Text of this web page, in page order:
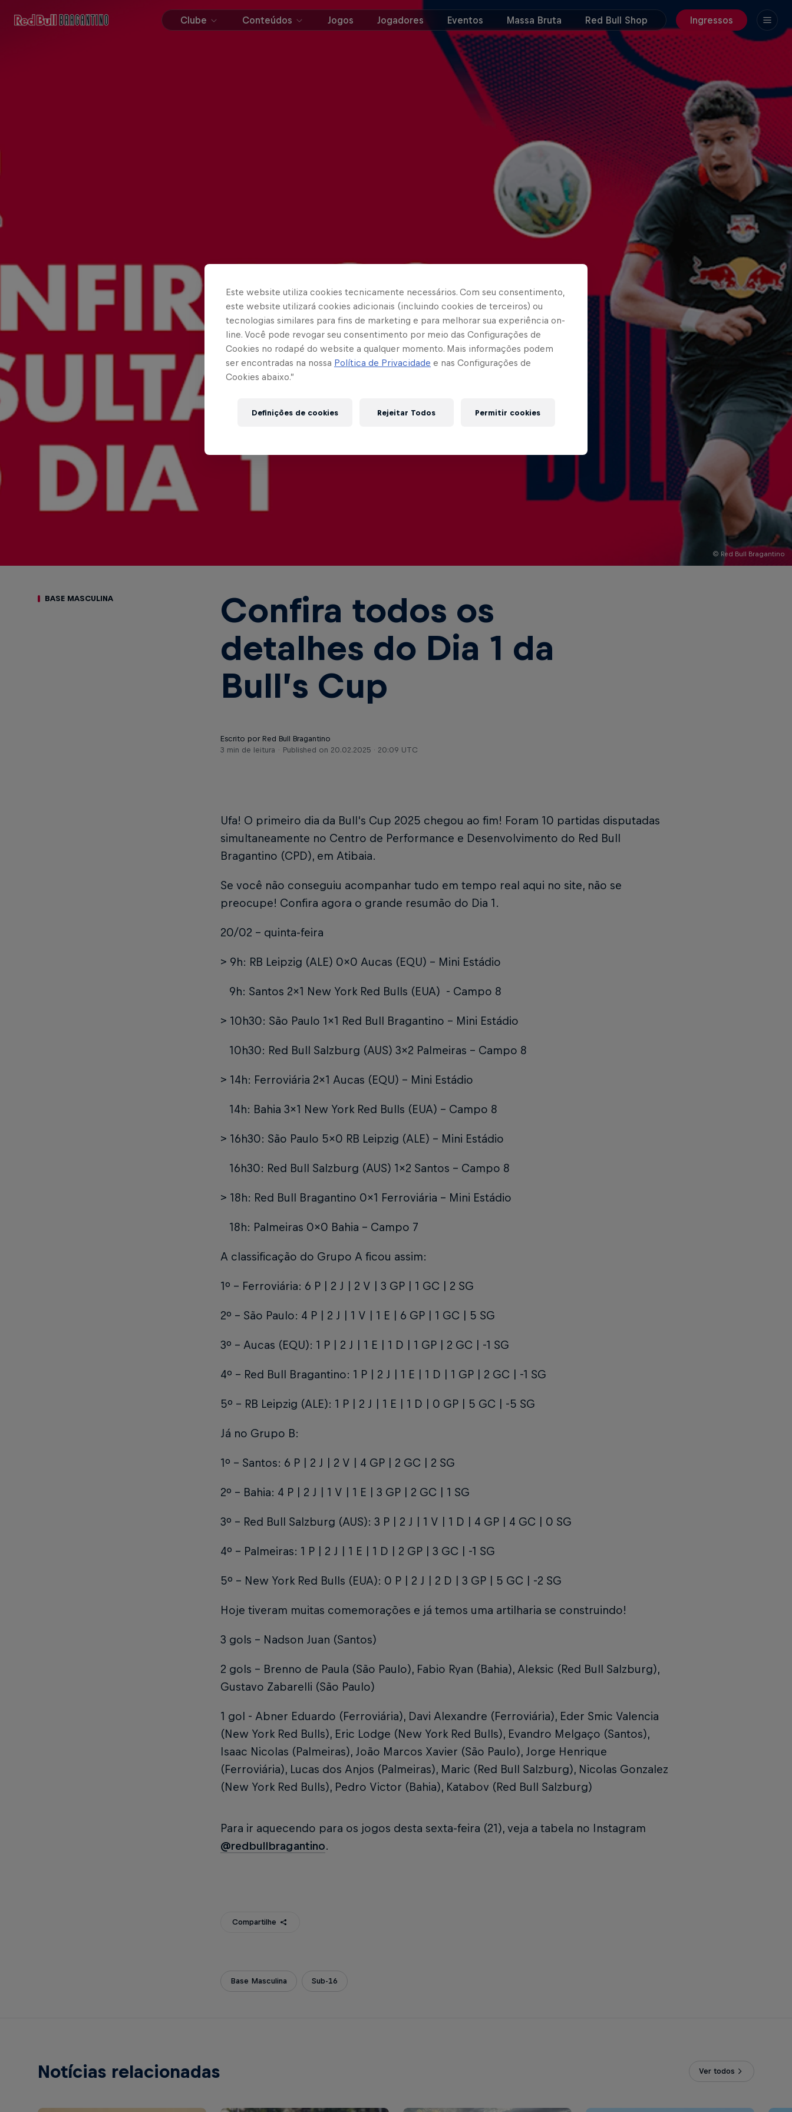
Clube Conteúdos Jogos Jogadores Eventos Massa Bruta Red Bull Shop Ingressos
© Red Bull Bragantino
BASE MASCULINA
Confira todos os
detalhes do Dia 1 da
Bull’s Cup
Escrito por Red Bull Bragantino
3 min de leitura
Published on 20.02.2025 · 20:09 UTC
Ufa! O primeiro dia da Bull's Cup 2025 chegou ao fim! Foram 10 partidas disputadas
simultaneamente no Centro de Performance e Desenvolvimento do Red Bull
Bragantino (CPD), em Atibaia.
Se você não conseguiu acompanhar tudo em tempo real aqui no site, não se
preocupe! Confira agora o grande resumão do Dia 1.
20/02 - quinta-feira
> 9h: RB Leipzig (ALE) 0x0 Aucas (EQU) - Mini Estádio
9h: Santos 2x1 New York Red Bulls (EUA) - Campo 8
> 10h30: São Paulo 1x1 Red Bull Bragantino - Mini Estádio
10h30: Red Bull Salzburg (AUS) 3x2 Palmeiras - Campo 8
> 14h: Ferroviária 2x1 Aucas (EQU) - Mini Estádio
14h: Bahia 3x1 New York Red Bulls (EUA) - Campo 8
> 16h30: São Paulo 5x0 RB Leipzig (ALE) - Mini Estádio
16h30: Red Bull Salzburg (AUS) 1x2 Santos - Campo 8
> 18h: Red Bull Bragantino 0x1 Ferroviária - Mini Estádio
18h: Palmeiras 0x0 Bahia - Campo 7
A classificação do Grupo A ficou assim:
1º - Ferroviária: 6 P | 2 J | 2 V | 3 GP | 1 GC | 2 SG
2º - São Paulo: 4 P | 2 J | 1 V | 1 E | 6 GP | 1 GC | 5 SG
3º - Aucas (EQU): 1 P | 2 J | 1 E | 1 D | 1 GP | 2 GC | -1 SG
4º - Red Bull Bragantino: 1 P | 2 J | 1 E | 1 D | 1 GP | 2 GC | -1 SG
5º - RB Leipzig (ALE): 1 P | 2 J | 1 E | 1 D | 0 GP | 5 GC | -5 SG
Já no Grupo B:
1º - Santos: 6 P | 2 J | 2 V | 4 GP | 2 GC | 2 SG
2º - Bahia: 4 P | 2 J | 1 V | 1 E | 3 GP | 2 GC | 1 SG
3º - Red Bull Salzburg (AUS): 3 P | 2 J | 1 V | 1 D | 4 GP | 4 GC | 0 SG
4º - Palmeiras: 1 P | 2 J | 1 E | 1 D | 2 GP | 3 GC | -1 SG
5º - New York Red Bulls (EUA): 0 P | 2 J | 2 D | 3 GP | 5 GC | -2 SG
Hoje tiveram muitas comemorações e já temos uma artilharia se construindo!
3 gols - Nadson Juan (Santos)
2 gols - Brenno de Paula (São Paulo), Fabio Ryan (Bahia), Aleksic (Red Bull Salzburg),
Gustavo Zabarelli (São Paulo)
1 gol - Abner Eduardo (Ferroviária), Davi Alexandre (Ferroviária), Eder Smic Valencia
(New York Red Bulls), Eric Lodge (New York Red Bulls), Evandro Melgaço (Santos),
Isaac Nicolas (Palmeiras), João Marcos Xavier (São Paulo), Jorge Henrique
(Ferroviária), Lucas dos Anjos (Palmeiras), Maric (Red Bull Salzburg), Nicolas Gonzalez
(New York Red Bulls), Pedro Victor (Bahia), Katabov (Red Bull Salzburg)
Para ir aquecendo para os jogos desta sexta-feira (21), veja a tabela no Instagram
@redbullbragantino.
Compartilhe
Base Masculina Sub-16
Notícias relacionadas Ver todos
Este website utiliza cookies tecnicamente necessários. Com seu consentimento,
este website utilizará cookies adicionais (incluindo cookies de terceiros) ou
tecnologias similares para fins de marketing e para melhorar sua experiência on-
line. Você pode revogar seu consentimento por meio das Configurações de
Cookies no rodapé do website a qualquer momento. Mais informações podem
ser encontradas na nossa Política de Privacidade e nas Configurações de
Cookies abaixo.”
Definições de cookies Rejeitar Todos Permitir cookies